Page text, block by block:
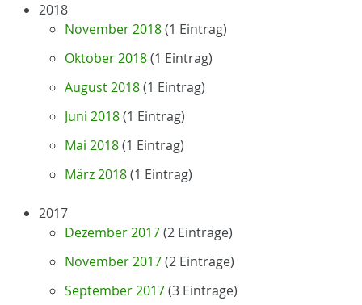
2018
November 2018(1 Eintrag)
Oktober 2018(1 Eintrag)
August 2018(1 Eintrag)
Juni 2018(1 Eintrag)
Mai 2018(1 Eintrag)
März 2018(1 Eintrag)
2017
Dezember 2017(2 Einträge)
November 2017(2 Einträge)
September 2017(3 Einträge)